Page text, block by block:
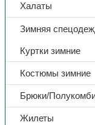
Халаты
Зимняя
Куртки зимние
Костюмы зимние
Брюки/
Жилеты